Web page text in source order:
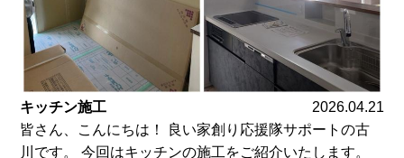
キッチン施工
2026.04.21
皆さん、こんにちは！ 良い家創り応援隊サポートの古
川です。 今回はキッチンの施工をご紹介いたします。